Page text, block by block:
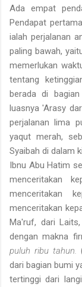
Ada empat
Pendapat
ialah perjalanan
paling bawah,
memerlukan
tentang
berada di
luasnya 'Arasy
perjalanan lima
yaqut merah,
Syaibah di dalam
Ibnu Abu Hatim
menceritakan
menceritakan
menceritakan
Ma'ruf, dari
dengan makna
puluh ribu tahun.
dari bagian bumi
tertinggi dari